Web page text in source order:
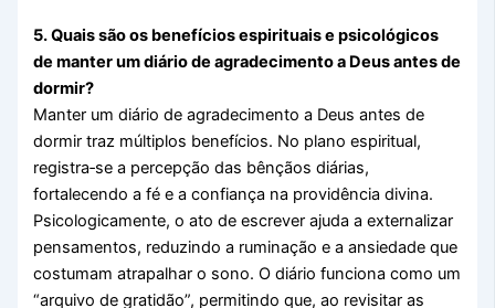
5. Quais são os benefícios espirituais e psicológicos
de manter um diário de agradecimento a Deus antes de
dormir?
Manter um diário de agradecimento a Deus antes de
dormir traz múltiplos benefícios. No plano espiritual,
registra‑se a percepção das bênçãos diárias,
fortalecendo a fé e a confiança na providência divina.
Psicologicamente, o ato de escrever ajuda a externalizar
pensamentos, reduzindo a ruminação e a ansiedade que
costumam atrapalhar o sono. O diário funciona como um
“arquivo de gratidão”, permitindo que, ao revisitar as